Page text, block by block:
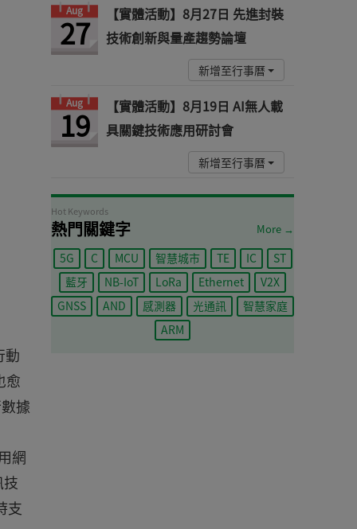
動
愈
據
網
支
Aug
27
【實體活動】8月27日 先進封裝
技術創新與量產趨勢論壇
新增至行事曆
Aug
19
【實體活動】8月19日 AI無人載
具關鍵技術應用研討會
新增至行事曆
Hot Keywords
熱門關鍵字 More →
5G C MCU 智慧城市 TE IC
ST
藍牙
NB-IoT LoRa Ethernet
V2X
GNSS
AND 感測器 光通訊
智慧家庭
ARM